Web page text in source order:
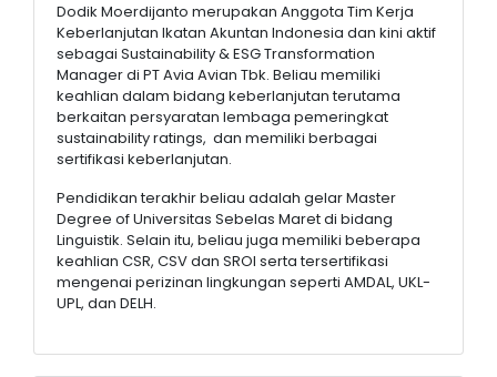
Dodik Moerdijanto merupakan Anggota Tim Kerja
Keberlanjutan Ikatan Akuntan Indonesia dan kini aktif
sebagai Sustainability & ESG Transformation
Manager di PT Avia Avian Tbk. Beliau memiliki
keahlian dalam bidang keberlanjutan terutama
berkaitan persyaratan lembaga pemeringkat
sustainability ratings, dan memiliki berbagai
sertifikasi keberlanjutan.
Pendidikan terakhir beliau adalah gelar Master
Degree of Universitas Sebelas Maret di bidang
Linguistik. Selain itu, beliau juga memiliki beberapa
keahlian CSR, CSV dan SROI serta tersertifikasi
mengenai perizinan lingkungan seperti AMDAL, UKL-
UPL, dan DELH.